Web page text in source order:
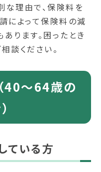
理由で、保険料を
によって保険料の減
ります。困ったとき
談ください。
40～64歳の
ている方